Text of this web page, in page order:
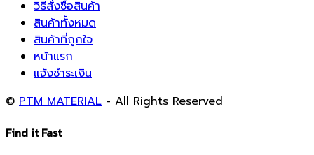
วิธีสั่งซื้อสินค้า
สินค้าทั้งหมด
สินค้าที่ถูกใจ
หน้าแรก
แจ้งชำระเงิน
© PTM MATERIAL - All Rights Reserved
Find it Fast